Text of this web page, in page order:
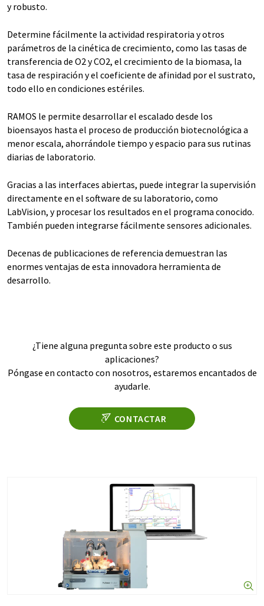
y robusto.
Determine fácilmente la actividad respiratoria y otros
parámetros de la cinética de crecimiento, como las tasas de
transferencia de O2 y CO2, el crecimiento de la biomasa, la
tasa de respiración y el coeficiente de afinidad por el sustrato,
todo ello en condiciones estériles.
RAMOS le permite desarrollar el escalado desde los
bioensayos hasta el proceso de producción biotecnológica a
menor escala, ahorrándole tiempo y espacio para sus rutinas
diarias de laboratorio.
Gracias a las interfaces abiertas, puede integrar la supervisión
directamente en el software de su laboratorio, como
LabVision, y procesar los resultados en el programa conocido.
También pueden integrarse fácilmente sensores adicionales.
Decenas de publicaciones de referencia demuestran las
enormes ventajas de esta innovadora herramienta de
desarrollo.
¿Tiene alguna pregunta sobre este producto o sus
aplicaciones?
Póngase en contacto con nosotros, estaremos encantados de
ayudarle.
CONTACTAR